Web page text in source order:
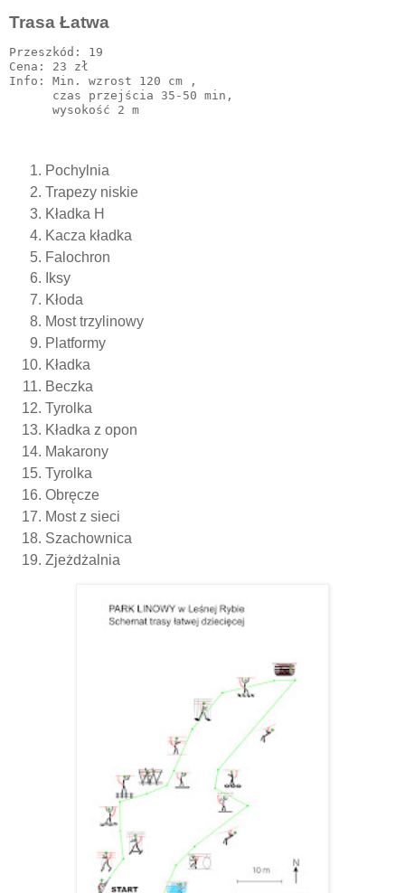
Trasa Łatwa
Przeszkód: 19
Cena: 23 zł
Info: Min. wzrost 120 cm ,
      czas przejścia 35-50 min,
Pochylnia
Trapezy niskie
Kładka H
Kacza kładka
Falochron
Iksy
Kłoda
Most trzylinowy
Platformy
Kładka
Beczka
Tyrolka
Kładka z opon
Makarony
Tyrolka
Obręcze
Most z sieci
Szachownica
Zjeżdżalnia